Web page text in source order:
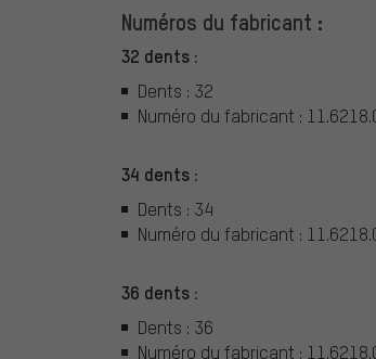
Numéros du fabricant :
32 dents :
Dents : 32
Numéro du fabricant :
34 dents :
Dents : 34
Numéro du fabricant :
36 dents :
Dents : 36
Numéro du fabricant :